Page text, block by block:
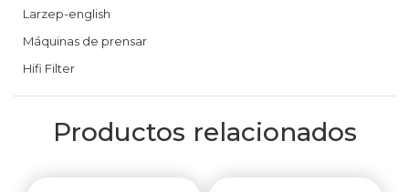
Larzep-english
Máquinas de prensar
Hifi Filter
Productos relacionados